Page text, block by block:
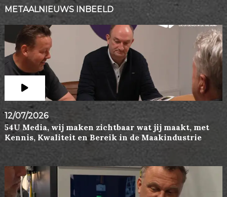
METAALNIEUWS INBEELD
12/07/2026
54U Media, wij maken zichtbaar wat jij maakt, met
Kennis, Kwaliteit en Bereik in de Maakindustrie